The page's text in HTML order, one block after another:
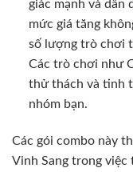
giác mạnh và dân
mức giá tăng
số lượng trò chơi
Các trò chơi như
thử thách và tinh
nhóm bạn.
Các gói combo này
Vinh Sang trong việc